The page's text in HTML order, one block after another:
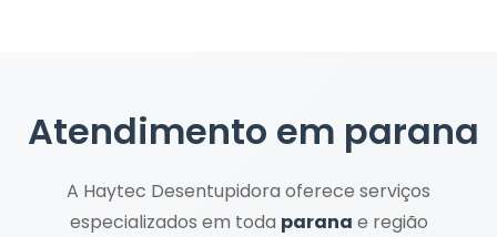
Atendimento em parana
A Haytec Desentupidora oferece serviços
especializados em toda parana e região